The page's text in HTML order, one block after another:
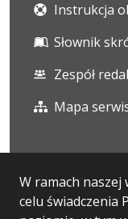
W ramach
celu świadczenia
Instrukcja
Słownik
Zespół
Mapa
Statystyki